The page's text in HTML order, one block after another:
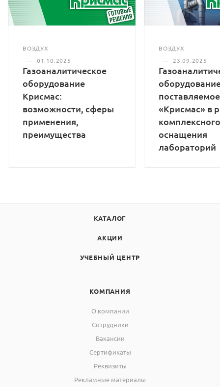
ВОЗДУХ
— 01.10.2025
Газоаналитическое
оборудование
Крисмас:
возможности, сферы
применения,
преимущества
ВОЗДУХ
—
23.09.2025
«Крисмас» в
комплексного
оснащения
лабораторий
КАТАЛОГ
АКЦИИ
УЧЕБНЫЙ ЦЕНТР
КОМПАНИЯ
О компании
Сотрудники
Вакансии
Сертификаты
Реквизиты
Рекламные материалы